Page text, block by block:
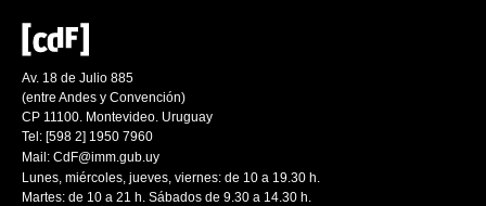
Av. 18 de Julio 885
(entre Andes y Convención)
CP 11100. Montevideo. Uruguay
Tel: [598 2] 1950 7960
Mail: CdF@imm.gub.uy
Lunes, miércoles, jueves, viernes: de 10 a 19.30 h.
Martes: de 10 a 21 h. Sábados de 9.30 a 14.30 h.